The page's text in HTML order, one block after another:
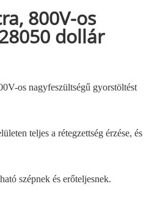
800V-os
dollár
os nagyfeszültségű gyorstöltést
teljes a rétegzettség érzése, és
szépnek és erőteljesnek.